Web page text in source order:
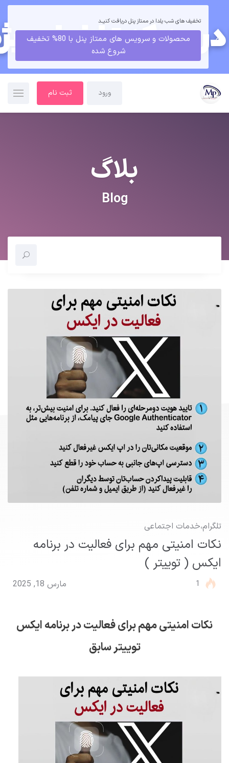
تخفیف های شب یلدا در ممتاز پنل دریافت کنیــد
محصولات و سرویس های ممتاز پنل با 80% تخفیف
شروع شده
ورود ثبت نام
بلاگ
Blog
تلگرام،خدمات اجتماعی
نکات امنیتی مهم برای فعالیت در برنامه
ایکس ( توییتر )
1 مارس 18, 2025
نکات امنیتی مهم برای فعالیت در برنامه ایکس
توییتر سابق